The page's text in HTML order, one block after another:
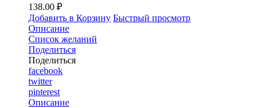
138.00 ₽
Добавить в Корзину Быстрый просмотр
Описание
Список желаний
Поделиться
Поделиться
facebook
twitter
pinterest
Описание